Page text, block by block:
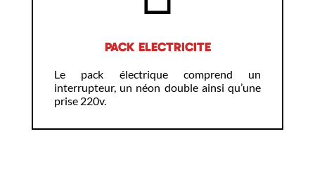
PACK ELECTRICITE
Le pack électrique comprend un
interrupteur, un néon double ainsi qu’une
prise 220v.